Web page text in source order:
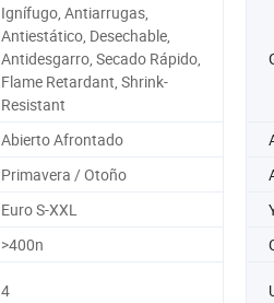
Ignífugo, Antiarrugas,
Antiestático, Desechable,
Antidesgarro, Secado Rápido,
Flame Retardant, Shrink-
Resistant
Abierto Afrontado
Primavera / Otoño
Euro S-XXL
>400n
4